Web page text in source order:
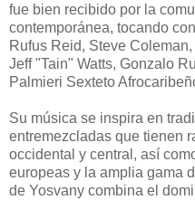
fue bien recibido por la
contemporánea, tocando
Rufus Reid, Steve
Jeff "Tain" Watts, Gonzalo
Palmieri Sexteto
Su música se inspira en
entremezcladas que tienen
occidental y central, así
europeas y la amplia gama
de Yosvany combina el